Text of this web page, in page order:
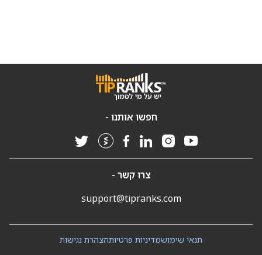
חפשו אותנו -
צרו קשר -
support@tipranks.com
הצהרת נגישותמדיניות פרטיותתנאי שימוש